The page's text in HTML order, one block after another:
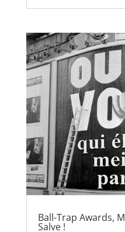
Ball-Trap Awards,
Salve !